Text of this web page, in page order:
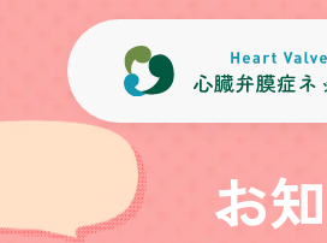
内容をスキップ
お